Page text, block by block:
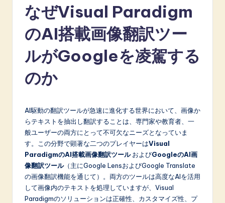
A
L
なぜVisual Paradigm
のAI搭載画像翻訳ツー
ルがGoogleを凌駕する
のか
AI駆動の翻訳ツールが急速に進化する世界において、画像か
らテキストを抽出し翻訳することは、専門家や教育者、一
般ユーザーの両方にとって不可欠なニーズとなっていま
す。この分野で顕著な二つのプレイヤーはVisual
ParadigmのAI搭載画像翻訳ツールおよびGoogleのAI画
像翻訳ツール（主にGoogle LensおよびGoogle Translate
の画像翻訳機能を通じて）。両方のツールは高度なAIを活用
して画像内のテキストを処理していますが、Visual
Paradigmのソリューションは正確性、カスタマイズ性、プ